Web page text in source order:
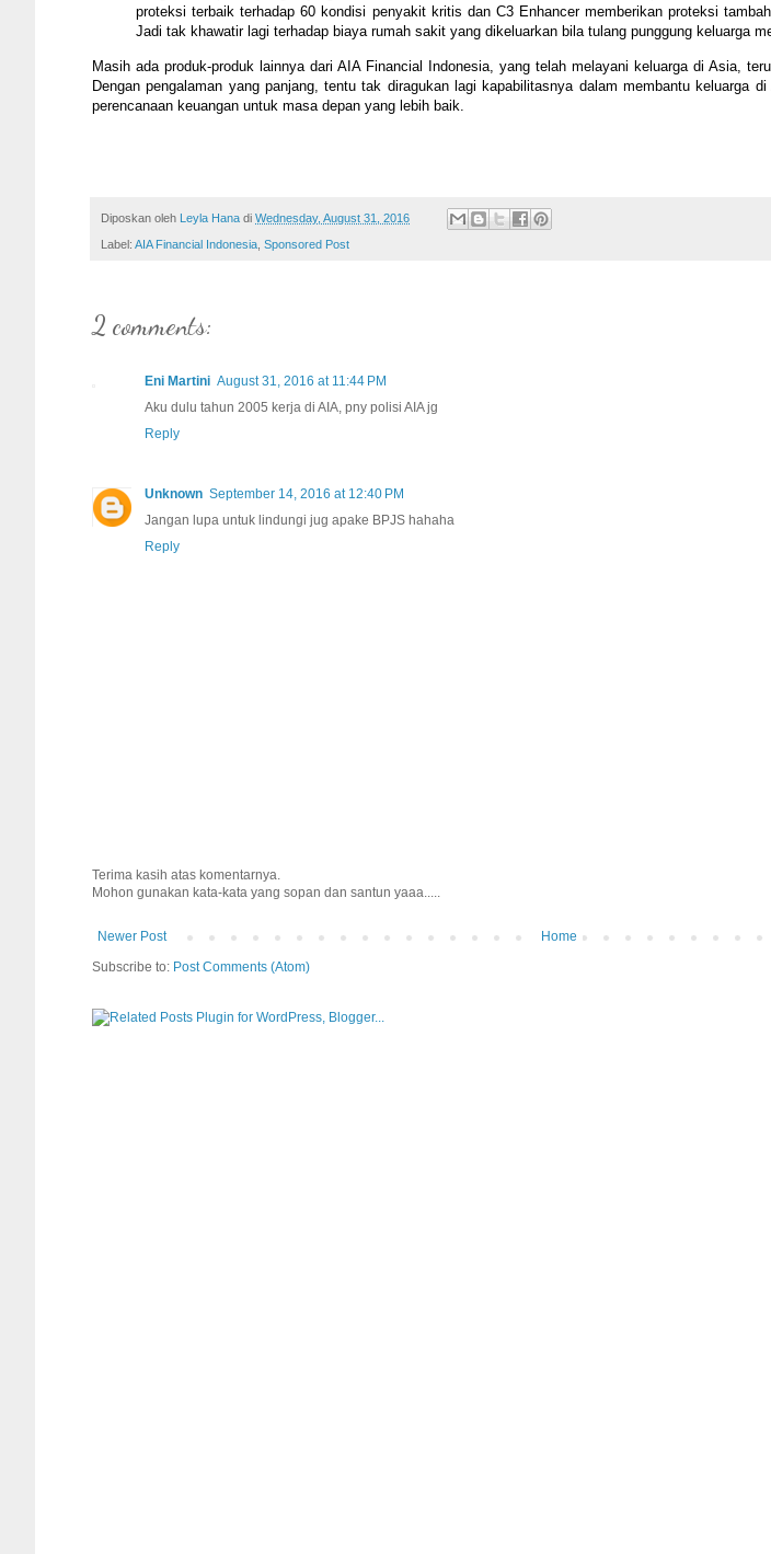
proteksi terbaik terhadap 60 kondisi penyakit kritis dan C3 Enhancer memberikan proteksi
Jadi tak khawatir lagi terhadap biaya rumah sakit yang dikeluarkan bila tulang punggung keluarga
Masih ada produk-produk lainnya dari AIA Financial Indonesia, yang telah melayani keluarga di Asia,
Dengan pengalaman yang panjang, tentu tak diragukan lagi kapabilitasnya dalam membantu keluarga
perencanaan keuangan untuk masa depan yang lebih baik.
Diposkan oleh Leyla Hana di Wednesday, August 31, 2016
Label: AIA Financial Indonesia Sponsored Post
2 comments:
Eni Martini August 31, 2016 at 11:44 PM
Aku dulu tahun 2005 kerja di AIA, pny polisi AIA jg
Reply
Unknown September 14, 2016 at 12:40 PM
Jangan lupa untuk lindungi jug apake BPJS hahaha
Reply
Terima kasih atas komentarnya.
Mohon gunakan kata-kata yang sopan dan santun yaaa.....
Newer Post
Home
Subscribe to: Post Comments (Atom)